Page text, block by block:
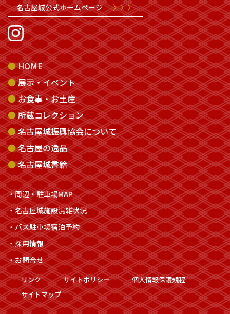
名古屋城公式ホームページ 〉〉〉
HOME
展示・イベント
お食事・お土産
所蔵コレクション
名古屋城振興協会について
名古屋の逸品
名古屋城書籍
周辺・駐車場MAP
名古屋城施設混雑状況
バス駐車場宿泊予約
採用情報
お問合せ
リンク サイトポリシー
個人情報保護規程
サイトマップ